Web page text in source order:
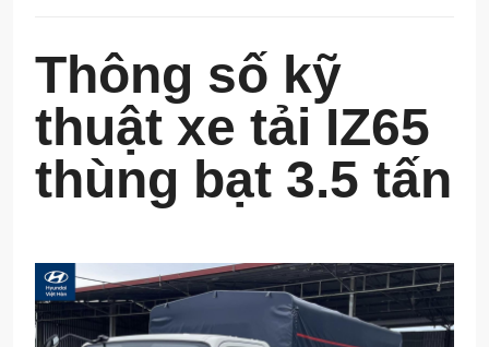
Thông số kỹ
thuật xe tải IZ65
thùng bạt 3.5 tấn